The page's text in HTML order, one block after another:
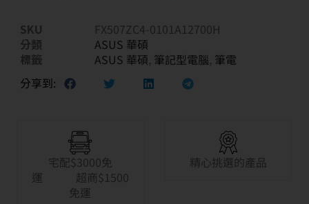
SKU
FX507ZC4-0101A12700H
分類
ASUS 華碩
標籤
ASUS 華碩, 筆記型電腦, 筆電
分享到:
宅配$3000免
運 超商$1500
免運
精心挑選的產品